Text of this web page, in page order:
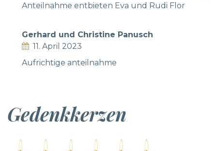
Anteilnahme entbieten Eva und Rudi Flor
Gerhard und Christine Panusch
11. April 2023
Aufrichtige anteilnahme
Gedenkkerzen